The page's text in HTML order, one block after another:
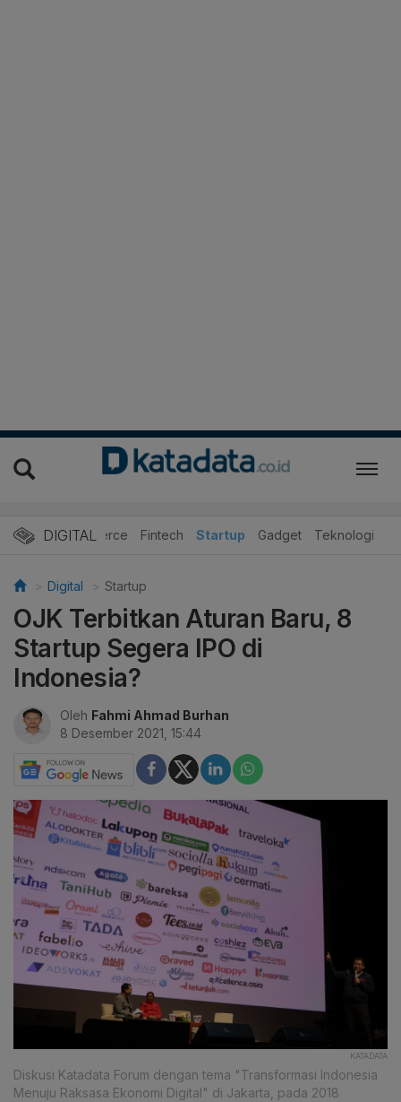
DIGITAL
E-Commerce Fintech Startup Gadget Teknologi
Digital Startup
OJK Terbitkan Aturan Baru, 8
Startup Segera IPO di
Indonesia?
Oleh Fahmi Ahmad Burhan
8 Desember 2021, 15:44
KATADATA
Diskusi Katadata Forum dengan tema "Transformasi Indonesia
Menuju Raksasa Ekonomi Digital" di Jakarta, pada 2018